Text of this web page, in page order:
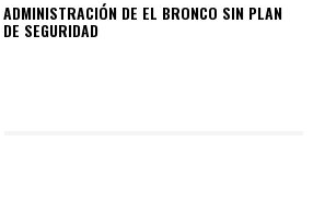
ADMINISTRACIÓN DE EL BRONCO SIN PLAN
DE SEGURIDAD